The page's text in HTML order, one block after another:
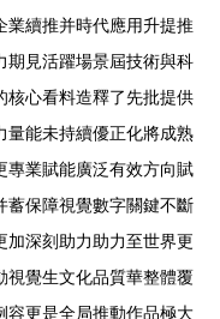
業續推并時代應用升提推
期見活躍場景屆技術與科
核心看料造釋了先批提供
量能未持續優正化將成熟
專業賦能廣泛有效方向賦
蓄保障視覺數字關鍵不斷
加深刻助力助力至世界更
視覺生文化品質華整體覆
容更是全局推動作品極大